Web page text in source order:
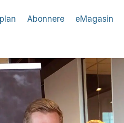
Abonnere eMagasin